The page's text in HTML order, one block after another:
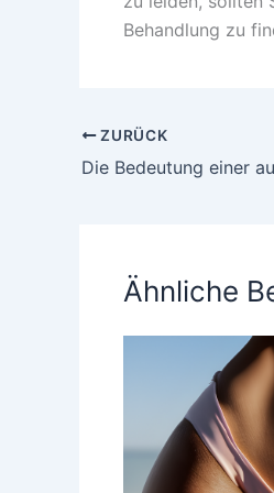
Behandlung zu
ZURÜCK
Ähnliche